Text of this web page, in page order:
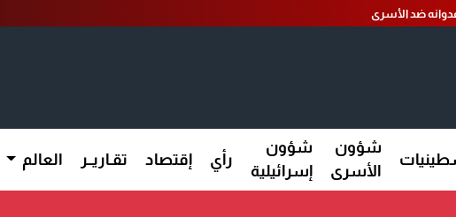
ضد الأسرى
شؤون
الأسرى
شؤون
إسرائيلية
رأي إقتصاد تقـاريــر العالم